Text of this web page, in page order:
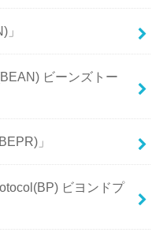
ビーンズトー
」
ビヨンドプ